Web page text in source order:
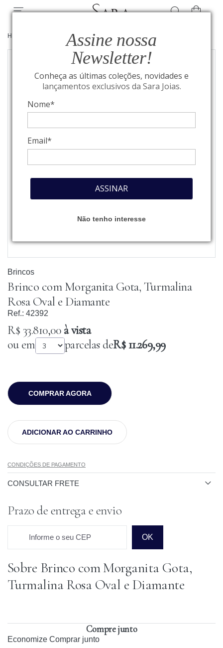
Assine nossa
Newsletter!
Conheça as últimas coleções, novidades e
lançamentos exclusivos da Sara Joias.
Nome*
Email*
ASSINAR
Não tenho interesse
HOME BRINCOS
Brincos
Brinco com Morganita Gota, Turmalina
Rosa Oval e Diamante
Ref.: 42392
R$ 33.810,00à vista
ou em
parcelas deR$ 11.269,99
COMPRAR AGORA
ADICIONAR AO CARRINHO
CONDIÇÕES DE PAGAMENTO
CONSULTAR FRETE
Prazo de entrega e envio
Informe o seu CEP OK
Prazo para o CEP
Sobre Brinco com Morganita Gota,
Turmalina Rosa Oval e Diamante
Compre junto
Economize Comprar junto